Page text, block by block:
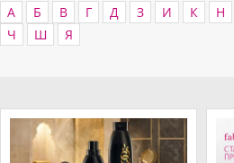
А
Б В Г Д З И К Н
Ч
Ш Я